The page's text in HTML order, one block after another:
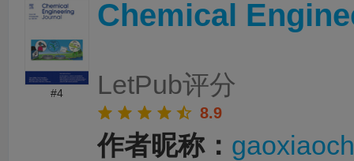
#4
Chemical
LetPub评分
8.9
作者昵称：